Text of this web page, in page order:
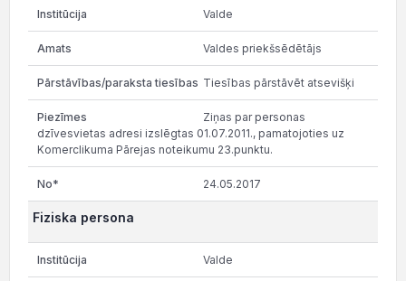
Valde
Valdes priekšsēdētājs
Tiesības pārstāvēt atsevišķi
Ziņas par personas
dzīvesvietas adresi izslēgtas 01.07.2011., pamatojoties uz
Komerclikuma Pārejas noteikumu 23.punktu.
24.05.2017
Fiziska persona
Valde